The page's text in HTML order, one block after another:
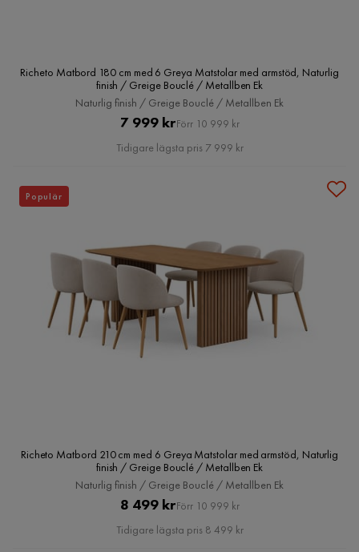
Richeto Matbord 180 cm med 6 Greya Matstolar med armstöd, Naturlig
finish / Greige Bouclé / Metallben Ek
Naturlig finish / Greige Bouclé / Metallben Ek
Pris
7 999 krOriginal
Pris
Förr 10 999 kr
Tidigare lägsta pris 7 999 kr
Richeto Matbord 210 cm med 6 Greya Matstolar med armstöd, Naturlig
finish / Greige Bouclé / Metallben Ek
Naturlig finish / Greige Bouclé / Metallben Ek
Pris
8 499 krOriginal
Pris
Förr 10 999 kr
Tidigare lägsta pris 8 499 kr
Populär